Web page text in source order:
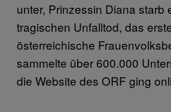
unter, Prinzessin Diana starb
tragischen Unfalltod, das
österreichische
sammelte über 600.000
die Website des ORF ging